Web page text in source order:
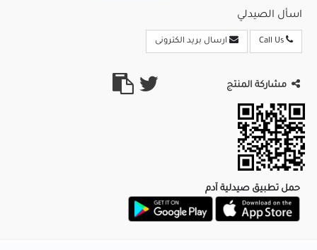
اسأل الصيدلي
ارسال بريد الكترونى
مشاركة المنتج
حمل تطبيق صيدلية آدم